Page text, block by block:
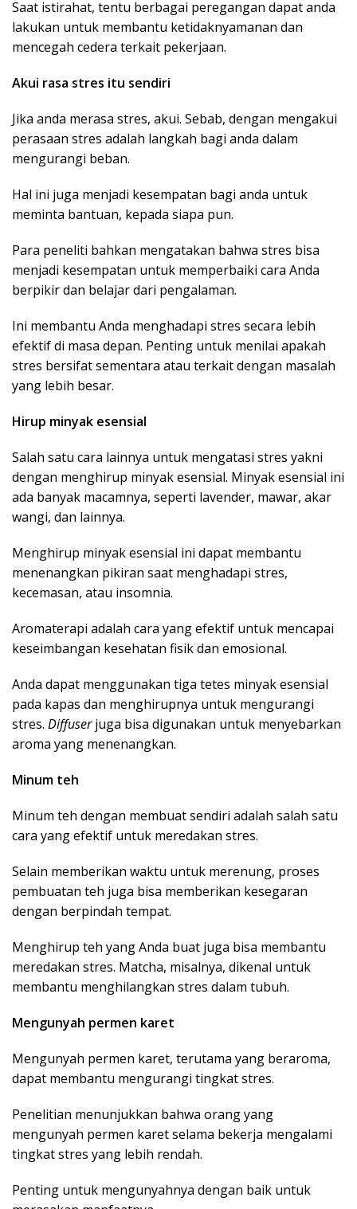
Saat istirahat, tentu berbagai peregangan dapat anda
lakukan untuk membantu ketidaknyamanan dan
mencegah cedera terkait pekerjaan.
Akui rasa stres itu sendiri
Jika anda merasa stres, akui. Sebab, dengan mengakui
perasaan stres adalah langkah bagi anda dalam
mengurangi beban.
Hal ini juga menjadi kesempatan bagi anda untuk
meminta bantuan, kepada siapa pun.
Para peneliti bahkan mengatakan bahwa stres bisa
menjadi kesempatan untuk memperbaiki cara Anda
berpikir dan belajar dari pengalaman.
Ini membantu Anda menghadapi stres secara lebih
efektif di masa depan. Penting untuk menilai apakah
stres bersifat sementara atau terkait dengan masalah
yang lebih besar.
Hirup minyak esensial
Salah satu cara lainnya untuk mengatasi stres yakni
dengan menghirup minyak esensial. Minyak esensial ini
ada banyak macamnya, seperti lavender, mawar, akar
wangi, dan lainnya.
Menghirup minyak esensial ini dapat membantu
menenangkan pikiran saat menghadapi stres,
kecemasan, atau insomnia.
Aromaterapi adalah cara yang efektif untuk mencapai
keseimbangan kesehatan fisik dan emosional.
Anda dapat menggunakan tiga tetes minyak esensial
pada kapas dan menghirupnya untuk mengurangi
stres. Diffuserjuga bisa digunakan untuk menyebarkan
aroma yang menenangkan.
Minum teh
Minum teh dengan membuat sendiri adalah salah satu
cara yang efektif untuk meredakan stres.
Selain memberikan waktu untuk merenung, proses
pembuatan teh juga bisa memberikan kesegaran
dengan berpindah tempat.
Menghirup teh yang Anda buat juga bisa membantu
meredakan stres. Matcha, misalnya, dikenal untuk
membantu menghilangkan stres dalam tubuh.
Mengunyah permen karet
Mengunyah permen karet, terutama yang beraroma,
dapat membantu mengurangi tingkat stres.
Penelitian menunjukkan bahwa orang yang
mengunyah permen karet selama bekerja mengalami
tingkat stres yang lebih rendah.
Penting untuk mengunyahnya dengan baik untuk